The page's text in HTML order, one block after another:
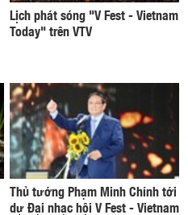
Lịch phát sóng "V Fest - Vietnam
Today" trên VTV
Thủ tướng Phạm Minh Chính tới
dự Đại nhạc hội V Fest - Vietnam